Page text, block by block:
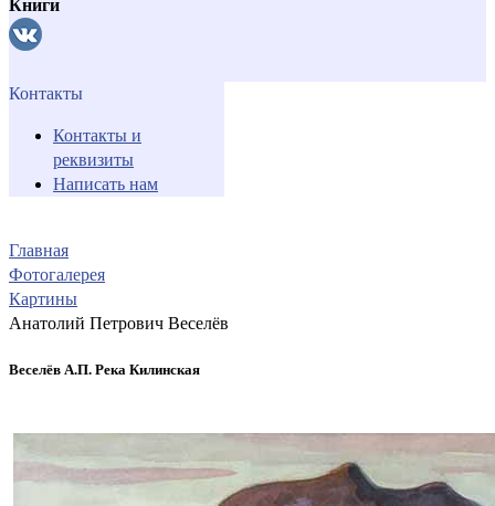
Книги
Контакты
Контакты и
реквизиты
Написать нам
Главная
Фотогалерея
Картины
Анатолий Петрович Веселёв
Веселёв А.П. Река Килинская